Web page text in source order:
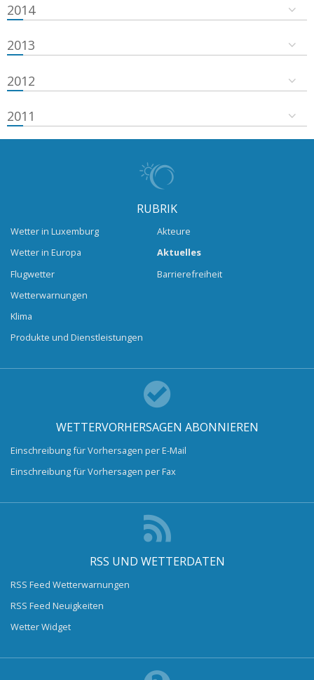
2014
2013
2012
2011
RUBRIK
Wetter in Luxemburg
Wetter in Europa
Flugwetter
Wetterwarnungen
Klima
Produkte und Dienstleistungen
Akteure
Aktuelles
Barrierefreiheit
WETTERVORHERSAGEN ABONNIEREN
Einschreibung für Vorhersagen per E-Mail
Einschreibung für Vorhersagen per Fax
RSS UND WETTERDATEN
RSS Feed Wetterwarnungen
RSS Feed Neuigkeiten
Wetter Widget